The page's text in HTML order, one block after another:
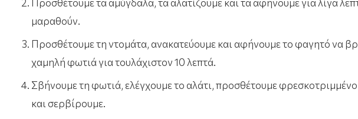
Προσθέτουμε τα αμύγδαλα, τα αλατίζουμε και τα αφήνουμε για λίγα
μαραθούν.
Προσθέτουμε τη ντομάτα, ανακατεύουμε και αφήνουμε το φαγητό να
χαμηλή φωτιά για τουλάχιστον 10 λεπτά.
Σβήνουμε τη φωτιά, ελέγχουμε το αλάτι, προσθέτουμε φρεσκοτριμμένο
και σερβίρουμε.